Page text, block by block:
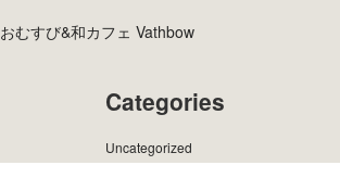
おむすび&和カフェ Vathbow
Categories
Uncategorized